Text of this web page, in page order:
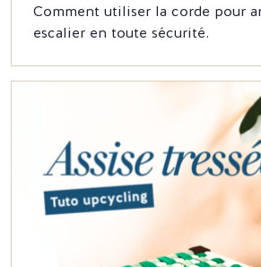
Comment utiliser la corde pour
escalier en toute sécurité.